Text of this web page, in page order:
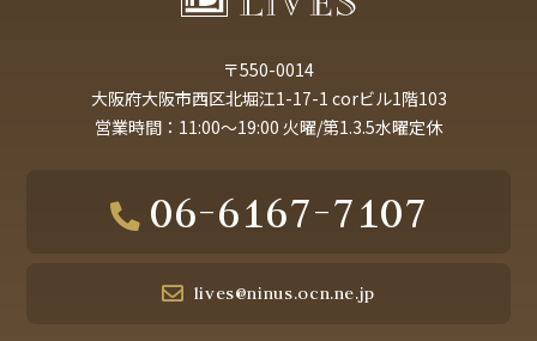
〒550-0014
大阪府大阪市西区北堀江1-17-1 corビル1階103
営業時間：11:00～19:00 火曜/第1.3.5水曜定休
06-6167-7107
lives@ninus.ocn.ne.jp